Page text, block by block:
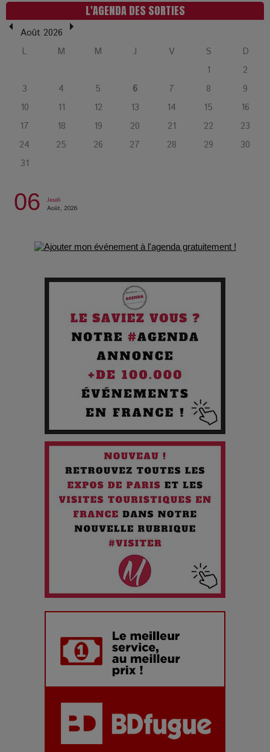
L’Affaire Bojarski : entre faux billets et vraie tragédie
humaine
L’or blanc à la croisée des chemins : Rumilly interroge
psychologique qui a conquis le monde !
La Condition : Sous le vernis de la bourgeoisie, la violence
Les Enfants vont bien : Quand la disparition devient un acte
Pourquoi les Petites Entreprises Créatives Deviennent les
Cibles des Hackers
Les 3 meilleures destinations pour des vacances sportives
Quand l'Opéra Rencontre l'IA : Lola Volonakis, l'Artiste du
Paradoxe qui Chante le Futur
Chien 51 - Quand l’IA prend le pouvoir : une plongée dans un
futur troublant
Maïra Kerey, la “voix d’or du Kazakhstan”, célèbre ses 30
ans de carrière à la Salle Gaveau
Les dessous de la fast fashion : un désastre écologique en
7 Techniques Secrètes des Photographes de Stars
Adieu Jean-Pat : rire au bord du précipice
Pharaonic Festival 2025 : 10 ans d’électro sous les
L'AGENDA DES SORTIES
Août 2026
L
M M J V S
D
1
2
3
4 5 6 7 8
9
10
11 12 13 14 15
16
17
18 19 20 21 22
23
24
25 26 27 28 29
30
31
06
Jeudi
Août, 2026